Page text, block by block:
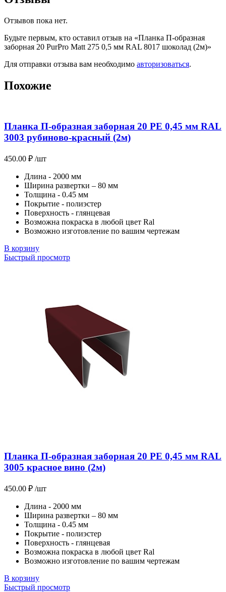
Отзывов пока нет.
Будьте первым, кто оставил отзыв на «Планка П-образная
заборная 20 PurPro Matt 275 0,5 мм RAL 8017 шоколад (2м)»
Для отправки отзыва вам необходимо авторизоваться.
Похожие
Планка П-образная заборная 20 PE 0,45 мм RAL
3003 рубиново-красный (2м)
450.00 ₽ /шт
Длина - 2000 мм
Ширина развертки – 80 мм
Толщина - 0.45 мм
Покрытие - полиэстер
Поверхность - глянцевая
Возможна покраска в любой цвет Ral
Возможно изготовление по вашим чертежам
В корзину
Быстрый просмотр
Планка П-образная заборная 20 PE 0,45 мм RAL
3005 красное вино (2м)
450.00 ₽ /шт
Длина - 2000 мм
Ширина развертки – 80 мм
Толщина - 0.45 мм
Покрытие - полиэстер
Поверхность - глянцевая
Возможна покраска в любой цвет Ral
Возможно изготовление по вашим чертежам
В корзину
Быстрый просмотр